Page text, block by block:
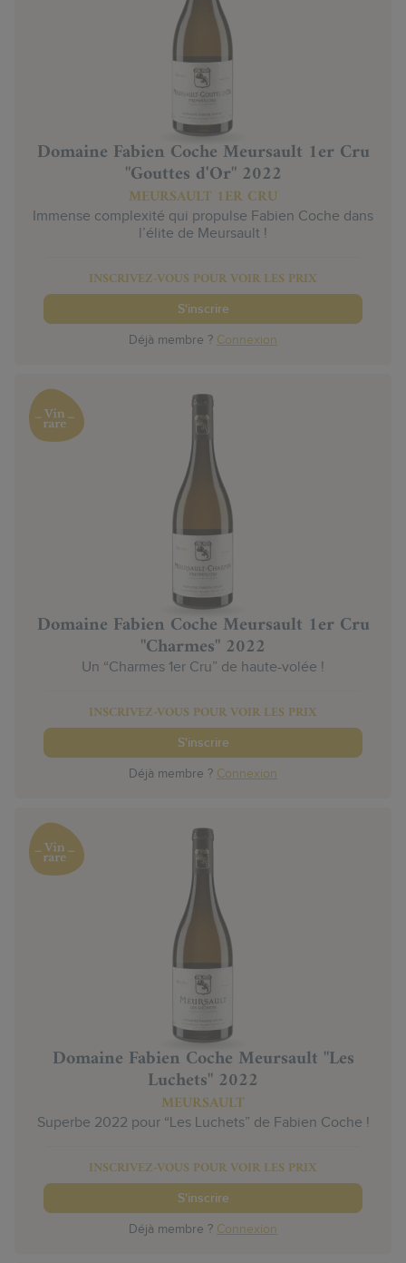
Domaine Fabien Coche Meursault 1er Cru
"Gouttes d'Or" 2022
MEURSAULT 1ER CRU
Immense complexité qui propulse Fabien Coche dans
l’élite de Meursault !
INSCRIVEZ-VOUS POUR VOIR LES PRIX
S'inscrire
Déjà membre ? Connexion
Domaine Fabien Coche Meursault 1er Cru
"Charmes" 2022
Un “Charmes 1er Cru” de haute-volée !
INSCRIVEZ-VOUS POUR VOIR LES PRIX
S'inscrire
Déjà membre ? Connexion
Domaine Fabien Coche Meursault "Les
Luchets" 2022
MEURSAULT
Superbe 2022 pour “Les Luchets” de Fabien Coche !
INSCRIVEZ-VOUS POUR VOIR LES PRIX
S'inscrire
Déjà membre ? Connexion